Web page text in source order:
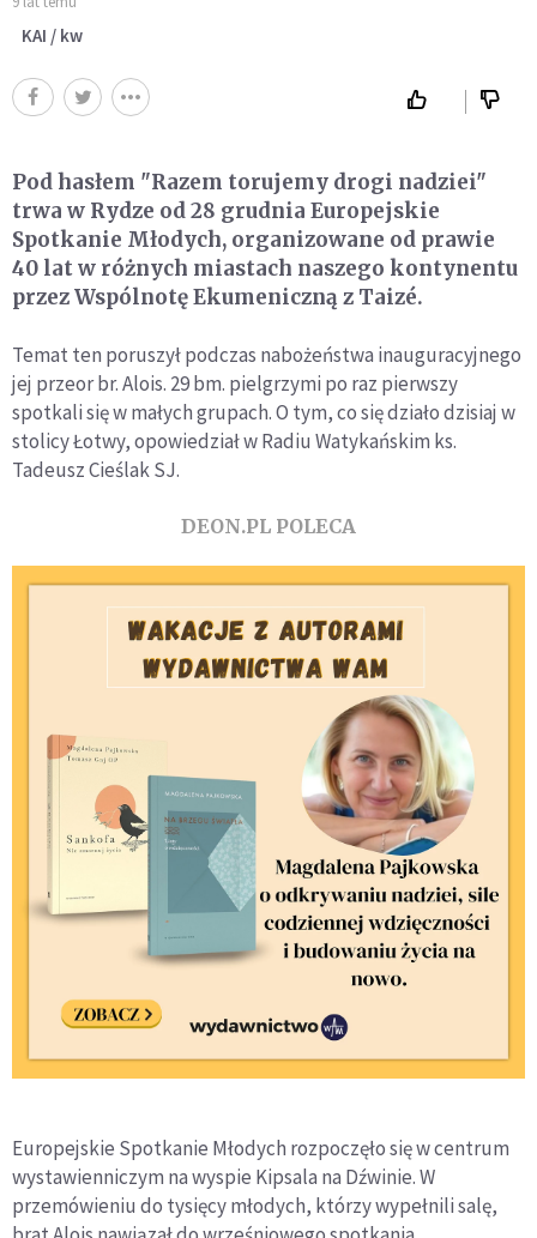
KAI / kw
Pod hasłem "Razem torujemy drogi nadziei"
trwa w Rydze od 28 grudnia Europejskie
Spotkanie Młodych, organizowane od prawie
40 lat w różnych miastach naszego kontynentu
przez Wspólnotę Ekumeniczną z Taizé.
Temat ten poruszył podczas nabożeństwa inauguracyjnego
jej przeor br. Alois. 29 bm. pielgrzymi po raz pierwszy
spotkali się w małych grupach. O tym, co się działo dzisiaj w
stolicy Łotwy, opowiedział w Radiu Watykańskim ks.
Tadeusz Cieślak SJ.
DEON.PL POLECA
Europejskie Spotkanie Młodych rozpoczęło się w centrum
wystawienniczym na wyspie Kipsala na Dźwinie. W
przemówieniu do tysięcy młodych, którzy wypełnili salę,